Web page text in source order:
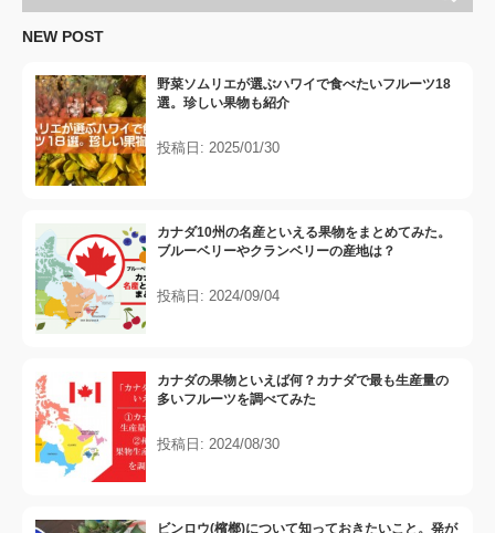
NEW POST
野菜ソムリエが選ぶハワイで食べたいフルーツ18
選。珍しい果物も紹介
投稿日: 2025/01/30
カナダ10州の名産といえる果物をまとめてみた。
ブルーベリーやクランベリーの産地は？
投稿日: 2024/09/04
カナダの果物といえば何？カナダで最も生産量の
多いフルーツを調べてみた
投稿日: 2024/08/30
ビンロウ(檳榔)について知っておきたいこと。発が